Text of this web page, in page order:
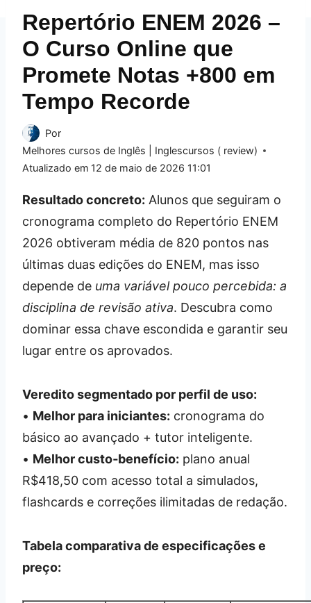
Repertório ENEM 2026 –
O Curso Online que
Promete Notas +800 em
Tempo Recorde
Por
Melhores cursos de Inglês | Inglescursos ( review)
Atualizado em 12 de maio de 2026 11:01
Resultado concreto: Alunos que seguiram o
cronograma completo do Repertório ENEM
2026 obtiveram média de 820 pontos nas
últimas duas edições do ENEM, mas isso
depende de uma variável pouco percebida: a
disciplina de revisão ativa. Descubra como
dominar essa chave escondida e garantir seu
lugar entre os aprovados.
Veredito segmentado por perfil de uso:
• Melhor para iniciantes: cronograma do
básico ao avançado + tutor inteligente.
• Melhor custo‑benefício: plano anual
R$418,50 com acesso total a simulados,
flashcards e correções ilimitadas de redação.
Tabela comparativa de especificações e
preço: